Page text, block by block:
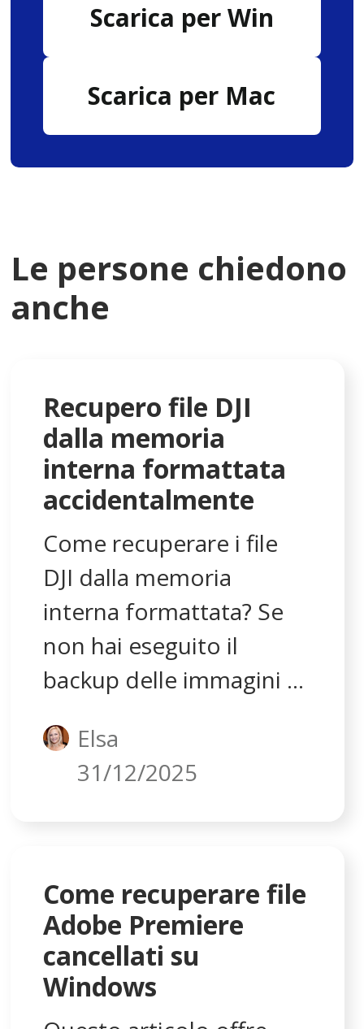
Scarica per Win
Scarica per Mac
Le persone chiedono
anche
Recupero file DJI
dalla memoria
interna formattata
accidentalmente
Come recuperare i file
DJI dalla memoria
interna formattata? Se
non hai eseguito il
backup delle immagini o
scheda SD, puoi
utilizzare un software di
tuoi dati da una scheda
SD formattata come
memoria interna dei
dispositivi DJI.
Elsa
31/12/2025
Come recuperare file
Adobe Premiere
cancellati su
Windows